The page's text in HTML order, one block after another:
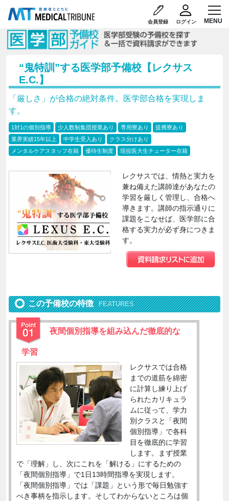
会員登録 ログイン
“鬼特訓”する医学部予備校【レクサス
E.C.】
「厳しさ」が合格の絶対条件。医学部合格を実現しま
す。
1対1の個別指導 少人数制集団授業あり 専用寮あり
提携寮あり
業界実績15年以上
中学生受入あり
クラス分けあり
メンタルケアスタッフ在籍
優待生制度 現役医大生チューター在籍
レクサスでは、情熱と実力を
兼ね備えた講師達があなたの
学習を厳しく管理し、合格へ
導きます。講師の指示通りに
課題をこなせば、医学部に合
格する実力が必ず身につきま
す。
この予備校の特徴 FEATURES
夜間個別指導を組み込んだ徹底的な
学習
レクサスでは合格
までの道筋を綿密
に計算し練り上げ
られたカリキュラ
ムに従って、学力
別クラスと「夜間
個別指導」で各科
目を徹底的に学習
します。まず授業
で「理解」し、次にこれを「解ける」にするための
「夜間個別指導」で1日13時間指導を実現します。
「夜間個別指導」では「課題」という形で毎日勉強す
べき事柄を指示します。そしてわからないところは個